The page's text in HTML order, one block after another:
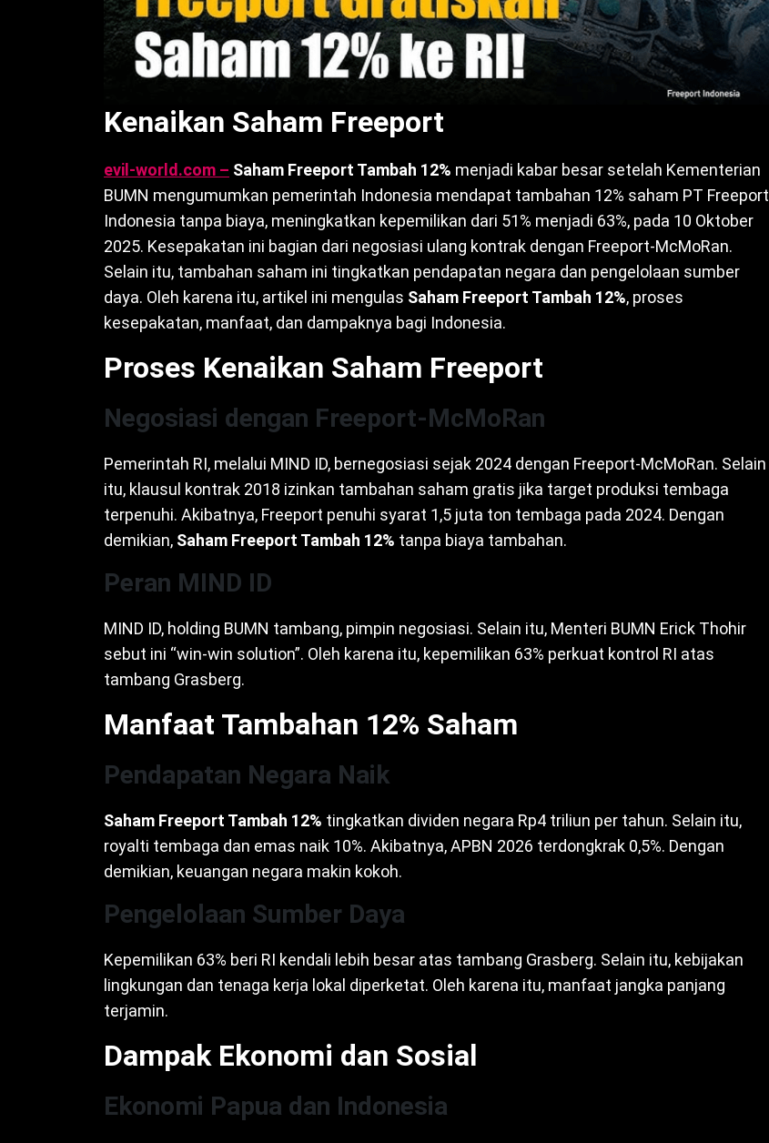
Kenaikan Saham Freeport
evil-world.com – Saham Freeport Tambah 12% menjadi kabar besar setelah Kementerian
BUMN mengumumkan pemerintah Indonesia mendapat tambahan 12% saham PT Freeport
Indonesia tanpa biaya, meningkatkan kepemilikan dari 51% menjadi 63%, pada 10 Oktober
2025. Kesepakatan ini bagian dari negosiasi ulang kontrak dengan Freeport-McMoRan.
Selain itu, tambahan saham ini tingkatkan pendapatan negara dan pengelolaan sumber
daya. Oleh karena itu, artikel ini mengulas Saham Freeport Tambah 12%, proses
kesepakatan, manfaat, dan dampaknya bagi Indonesia.
Proses Kenaikan Saham Freeport
Negosiasi dengan Freeport-McMoRan
Pemerintah RI, melalui MIND ID, bernegosiasi sejak 2024 dengan Freeport-McMoRan. Selain
itu, klausul kontrak 2018 izinkan tambahan saham gratis jika target produksi tembaga
terpenuhi. Akibatnya, Freeport penuhi syarat 1,5 juta ton tembaga pada 2024. Dengan
demikian, Saham Freeport Tambah 12% tanpa biaya tambahan.
Peran MIND ID
MIND ID, holding BUMN tambang, pimpin negosiasi. Selain itu, Menteri BUMN Erick Thohir
sebut ini “win-win solution”. Oleh karena itu, kepemilikan 63% perkuat kontrol RI atas
tambang Grasberg.
Manfaat Tambahan 12% Saham
Pendapatan Negara Naik
Saham Freeport Tambah 12% tingkatkan dividen negara Rp4 triliun per tahun. Selain itu,
royalti tembaga dan emas naik 10%. Akibatnya, APBN 2026 terdongkrak 0,5%. Dengan
demikian, keuangan negara makin kokoh.
Pengelolaan Sumber Daya
Kepemilikan 63% beri RI kendali lebih besar atas tambang Grasberg. Selain itu, kebijakan
lingkungan dan tenaga kerja lokal diperketat. Oleh karena itu, manfaat jangka panjang
terjamin.
Dampak Ekonomi dan Sosial
Ekonomi Papua dan Indonesia